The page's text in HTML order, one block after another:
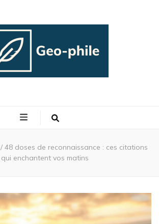
/ 48 doses de reconnaissance : ces citations
qui enchantent vos matins